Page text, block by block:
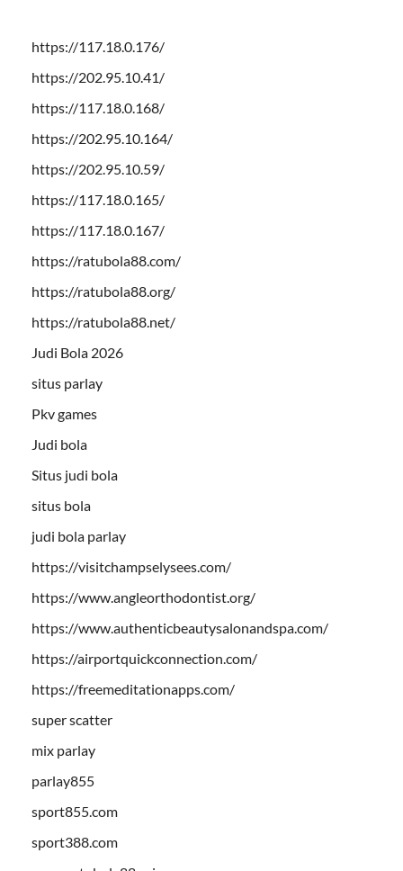
https://117.18.0.176/
https://202.95.10.41/
https://117.18.0.168/
https://202.95.10.164/
https://202.95.10.59/
https://117.18.0.165/
https://117.18.0.167/
https://ratubola88.com/
https://ratubola88.org/
https://ratubola88.net/
Judi Bola 2026
situs parlay
Pkv games
Judi bola
Situs judi bola
situs bola
judi bola parlay
https://visitchampselysees.com/
https://www.angleorthodontist.org/
https://www.authenticbeautysalonandspa.com/
https://airportquickconnection.com/
https://freemeditationapps.com/
super scatter
mix parlay
parlay855
sport855.com
sport388.com